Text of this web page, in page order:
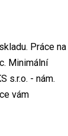
Práce na
Minimální
s.r.o. - nám.
vám